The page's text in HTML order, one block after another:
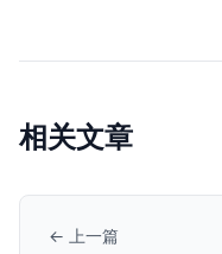
相关文章
← 上一篇